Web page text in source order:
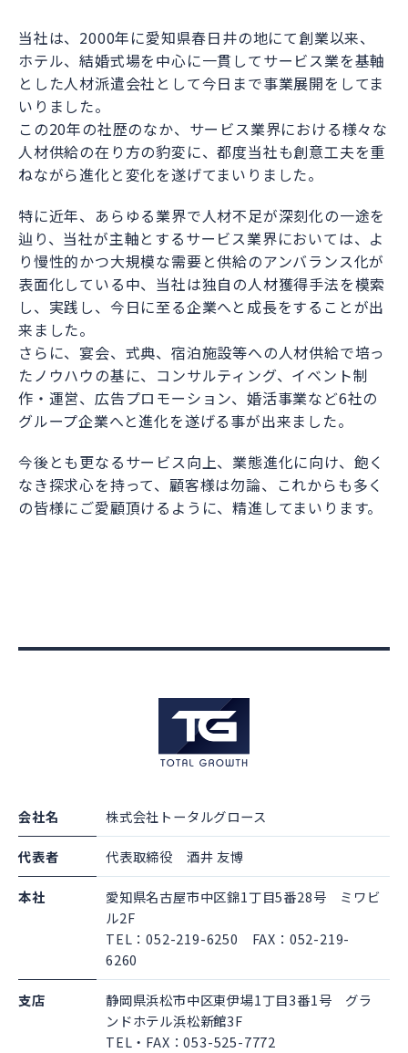
当社は、2000年に愛知県春日井の地にて創業以来、
ホテル、結婚式場を中心に一貫してサービス業を基軸
とした人材派遣会社として今日まで事業展開をしてま
いりました。
この20年の社歴のなか、サービス業界における様々な
人材供給の在り方の豹変に、都度当社も創意工夫を重
ねながら進化と変化を遂げてまいりました。
特に近年、あらゆる業界で人材不足が深刻化の一途を
辿り、当社が主軸とするサービス業界においては、よ
り慢性的かつ大規模な需要と供給のアンバランス化が
表面化している中、当社は独自の人材獲得手法を模索
し、実践し、今日に至る企業へと成長をすることが出
来ました。
さらに、宴会、式典、宿泊施設等への人材供給で培っ
たノウハウの基に、コンサルティング、イベント制
作・運営、広告プロモーション、婚活事業など6社の
グループ企業へと進化を遂げる事が出来ました。
今後とも更なるサービス向上、業態進化に向け、飽く
なき探求心を持って、顧客様は勿論、これからも多く
の皆様にご愛顧頂けるように、精進してまいります。
会社名 株式会社トータルグロース
代表者 代表取締役 酒井 友博
本社
愛知県名古屋市中区錦1丁目5番28号 ミワビ
ル2F
TEL：052-219-6250 FAX：052-219-
6260
支店
静岡県浜松市中区東伊場1丁目3番1号 グラ
ンドホテル浜松新館3F
TEL・FAX：053-525-7772